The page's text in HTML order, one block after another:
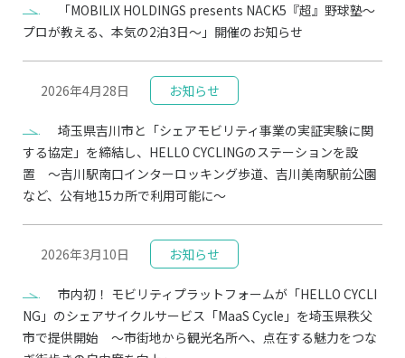
「MOBILIX HOLDINGS presents NACK5『超』野球塾〜
プロが教える、本気の2泊3日〜」開催のお知らせ
2026年4月28日 お知らせ
埼玉県吉川市と「シェアモビリティ事業の実証実験に関
する協定」を締結し、HELLO CYCLINGのステーションを設
置 ～吉川駅南口インターロッキング歩道、吉川美南駅前公園
など、公有地15カ所で利用可能に～
2026年3月10日 お知らせ
市内初！ モビリティプラットフォームが「HELLO CYCLI
NG」のシェアサイクルサービス「MaaS Cycle」を埼玉県秩父
市で提供開始 〜市街地から観光名所へ、点在する魅力をつな